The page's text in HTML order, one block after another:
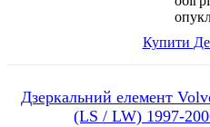
Купити
Дзеркальний елемент
(LS / LW) 1997-